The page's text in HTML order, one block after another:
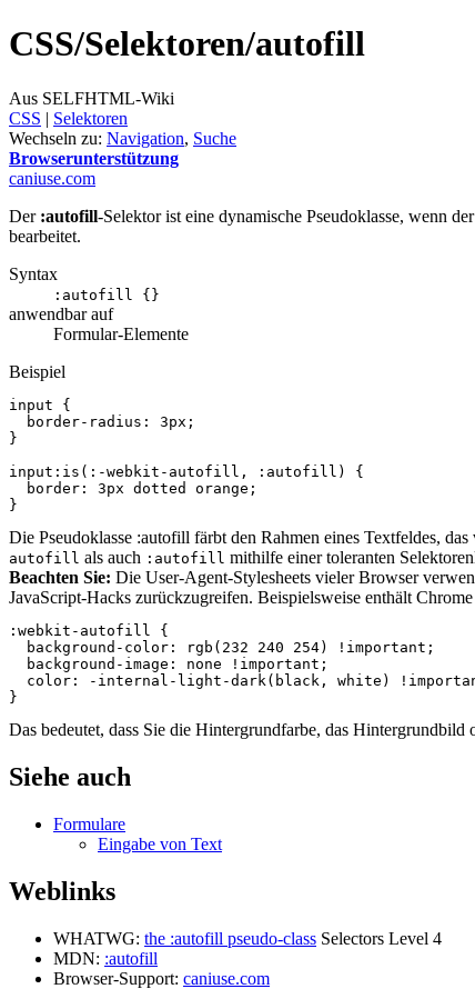
CSS/Selektoren/autofill
Aus SELFHTML-Wiki
CSS ‎ | Selektoren
Wechseln zu: Navigation, Suche
Browserunterstützung
caniuse.com
Der :autofill-Selektor ist eine dynamische Pseudoklasse, wenn
bearbeitet.
Syntax
:autofill {}
anwendbar auf
Formular-Elemente
Beispiel
input
{
border- radius : 3px ;
}
input :is ( :-webkit-autofill , :autofill )
{
border : 3px dotted orange ;
}
Die Pseudoklasse :autofill färbt den Rahmen eines Textfeldes,
autofill als auch :autofill mithilfe einer toleranten
Beachten Sie: Die User-Agent-Stylesheets vieler Browser
JavaScript-Hacks zurückzugreifen. Beispielsweise enthält
:webkit-autofill
{
background-color : rgb ( 232 240 254) !important ;
background-image : none !important ;
color : - internal - light -dark ( black , white )
}
Das bedeutet, dass Sie die Hintergrundfarbe, das
Siehe auch
Formulare
Eingabe von Text
Weblinks
WHATWG: the :autofill pseudo-class Selectors Level 4
MDN: :autofill
Browser-Support: caniuse.com